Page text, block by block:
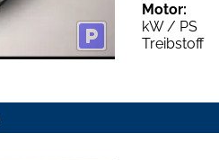
Motor:
kW / PS
Treibstoff